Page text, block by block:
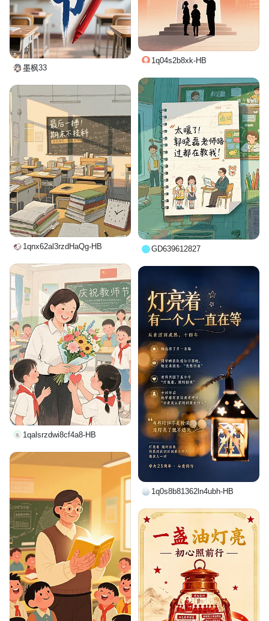
1q04s2b8xk-HB
墨枫33
GD639612827
1qnx62al3rzdHaQg-HB
1qalsrzdwi8cf4a8-HB
1q0s8b81362ln4ubh-HB